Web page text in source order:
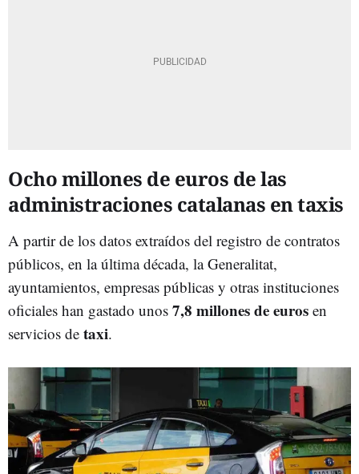
Ocho millones de euros de las
administraciones catalanas en taxis
A partir de los datos extraídos del registro de contratos
públicos, en la última década, la Generalitat,
ayuntamientos, empresas públicas y otras instituciones
oficiales han gastado unos 7,8 millones de euros en
servicios de taxi.